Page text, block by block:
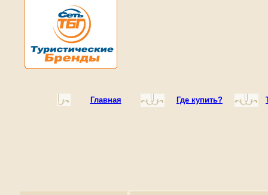
Главная Где купить?